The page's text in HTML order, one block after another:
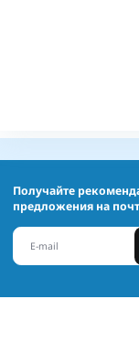
Получайте
предложения на